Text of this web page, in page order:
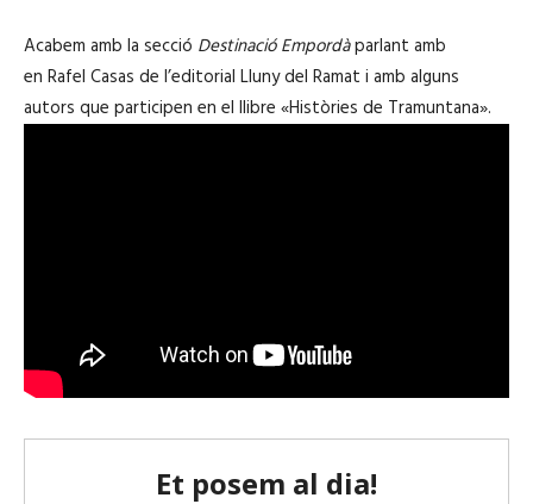
Acabem amb la secció Destinació Empordàparlant amb
en Rafel Casas de l’editorial Lluny del Ramat i amb alguns
autors que participen en el llibre «Històries de Tramuntana».